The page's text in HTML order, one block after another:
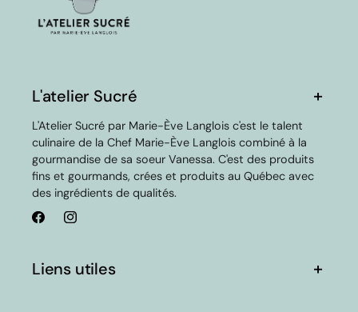
L'atelier Sucré
L'Atelier Sucré par Marie-Ève Langlois c'est le talent
culinaire de la Chef Marie-Ève Langlois combiné à la
gourmandise de sa soeur Vanessa. C'est des produits
fins et gourmands, crées et produits au Québec avec
des ingrédients de qualités.
FacebookInstagram
Liens utiles